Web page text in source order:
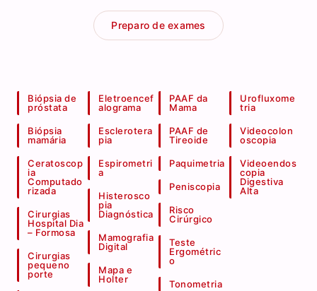
Preparo de exames
Biópsia de
próstata
Biópsia
mamária
Ceratoscop
ia
Computado
rizada
Cirurgias
Hospital Dia
– Formosa
Cirurgias
pequeno
porte
Eletroencef
alograma
Esclerotera
pia
Espirometri
a
Histerosco
pia
Diagnóstica
Mamografia
Digital
Mapa e
Holter
PAAF da
Mama
PAAF de
Tireoide
Paquimetria
Peniscopia
Risco
Cirúrgico
Teste
Ergométric
o
Tonometria
Urofluxome
tria
Videocolon
oscopia
Videoendos
copia
Digestiva
Alta